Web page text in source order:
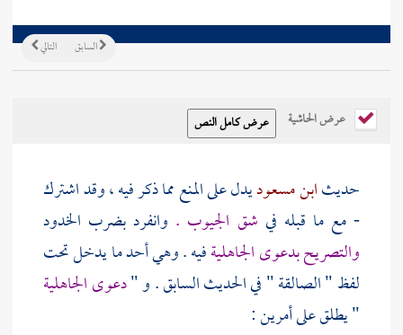
التالي السابق
عرض الحاشية
حديثابن مسعوديدل على المنع مما ذكر فيه ، وقد اشترك
- مع ما قبله في شق الجيوب . وانفرد بضرب الخدود
والتصريح بدعوى الجاهليةفيه . وهي أحد ما يدخل تحت
لفظ " الصالقة " في الحديث السابق . و "دعوى الجاهلية
" يطلق على أمرين :